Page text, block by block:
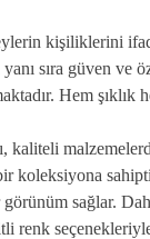
kişiliklerini
sıra güven ve
Hem
kaliteli
koleksiyona
sağlar.
renk